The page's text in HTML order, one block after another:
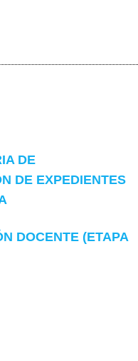
DE
DE EXPEDIENTES
DOCENTE (ETAPA